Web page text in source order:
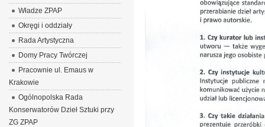
Władze ZPAP
Okręgi i oddziały
Rada Artystyczna
Domy Pracy Twórczej
Pracownie ul. Emaus w
Krakowie
Ogólnopolska Rada
Konserwatorów Dzieł Sztuki przy
ZG ZPAP